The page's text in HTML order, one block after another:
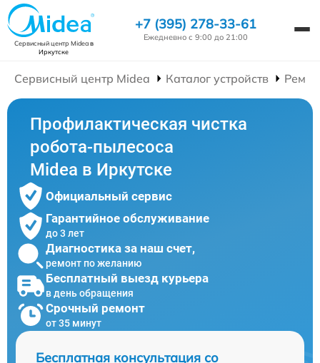
Сервисный центр Mideaв
Иркутске
+7 (395) 278-33-61
Ежедневно с 9:00 до 21:00
Сервисный центр Midea Каталог устройств
Профилактическая чистка
робота-пылесоса
Midea в Иркутске
Официальный сервис
Гарантийное обслуживание
до 3 лет
Диагностика за наш счет,
ремонт по желанию
Бесплатный выезд курьера
в день обращения
Срочный ремонт
от 35 минут
Бесплатная консультация со